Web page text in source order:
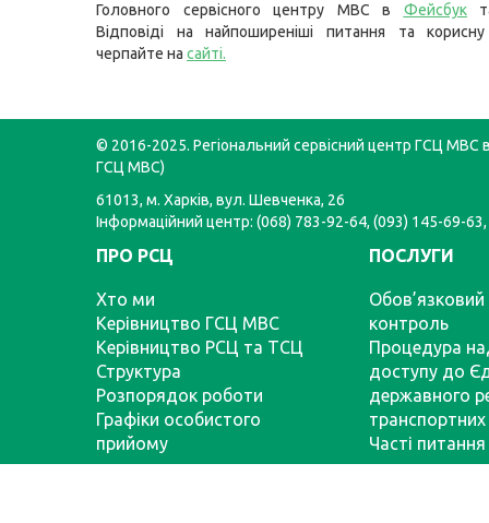
Головного сервісного центру МВС в Фейсбук
Відповіді на найпоширеніші питання та
черпайте на сайті.
© 2016-2025. Регіональний сервісний центр ГСЦ МВС в
ГСЦ МВС)
61013, м. Харків, вул. Шевченка, 26
Інформаційний центр: (068) 783-92-64, (093) 145-69-
ПРО РСЦ
Хто ми
Керівництво ГСЦ МВС
Керівництво РСЦ та ТСЦ
Структура
Розпорядок роботи
Графіки особистого
прийому
ПОСЛУГИ
Обов’язковий
контроль
Процедура
доступу до
державного
транспортних
Часті питання